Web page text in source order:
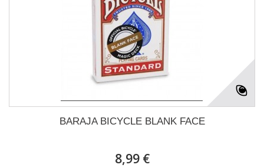
BARAJA BICYCLE BLANK FACE
8,99 €